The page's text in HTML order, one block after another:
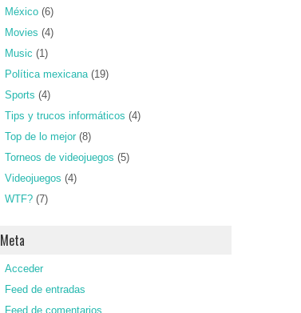
México (6)
Movies (4)
Music (1)
Política mexicana(19)
Sports (4)
Tips y trucos informáticos (4)
Top de lo mejor (8)
Torneos de videojuegos (5)
Videojuegos (4)
WTF? (7)
Meta
Acceder
Feed de entradas
Feed de comentarios